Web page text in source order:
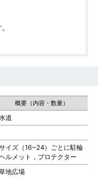
概要（内容・数量）
道
イズ（16~24）ごとに駐輪
ルメット，プロテクター
地広場